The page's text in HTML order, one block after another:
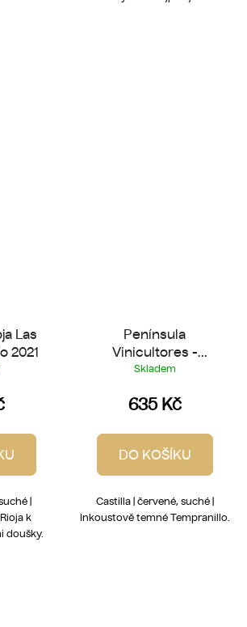
Las
2021
|
k
doušky.
Península
Vinicultores -
Blasfemia Old Vine
Skladem
635 Kč
DO KOŠÍKU
Castilla | červené, suché |
Inkoustově temné Tempranillo.